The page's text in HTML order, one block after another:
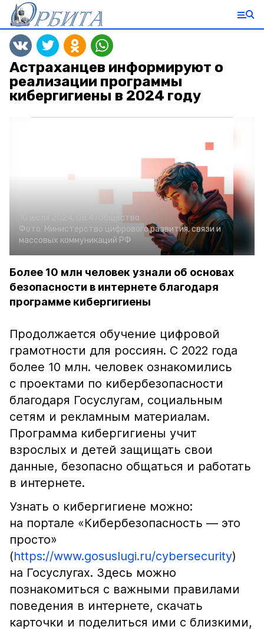
Астраханцев информируют о
реализации программы
кибергигиены в 2024 году
Общество
Фото: Министерство цифрового развития, связи и
массовых коммуникаций РФ
Более 10 млн человек узнали об основах
безопасности в интернете благодаря
программе кибергигиены
Продолжается обучение цифровой
грамотности для россиян. С 2022 года
более 10 млн. человек ознакомились
с проектами по кибербезопасности
благодаря Госуслугам, социальным
сетям и рекламным материалам.
Программа кибергигиены учит
взрослых и детей защищать свои
данные, безопасно общаться и работать
в интернете.
Узнать о кибергигиене можно:
на портале «Кибербезопасность — это
просто»
(https://www.gosuslugi.ru/cybersecurity)
на Госуслугах. Здесь можно
познакомиться с важными правилами
поведения в интернете, скачать
карточки и поделиться ими с близкими,